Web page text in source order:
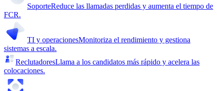
SoporteReduce las llamadas perdidas y aumenta el tiempo de
FCR.
TI y operacionesMonitoriza el rendimiento y gestiona
sistemas a escala.
ReclutadoresLlama a los candidatos más rápido y acelera las
colocaciones.